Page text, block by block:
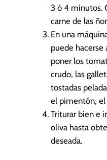
3 ó 4 minutos.
carne de las
En una
puede hacerse
poner los
crudo, las
tostadas
el pimentón, el
Triturar bien e
oliva hasta
deseada.